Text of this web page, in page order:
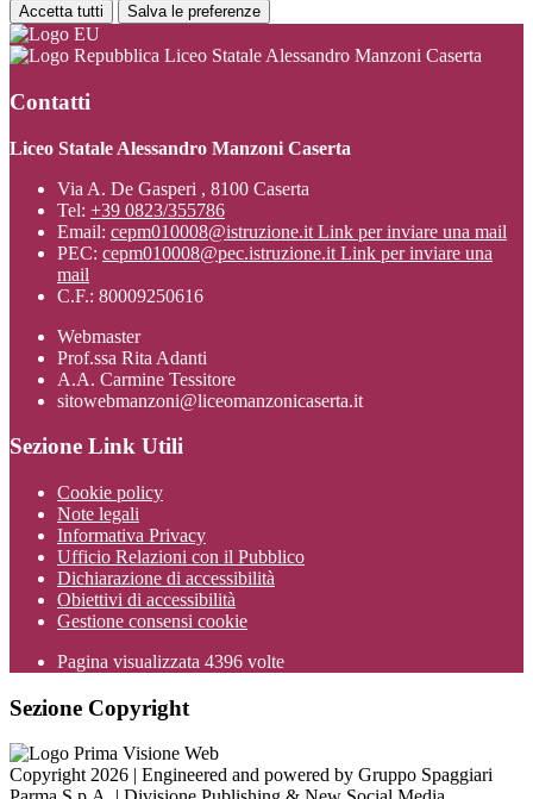
Accetta tutti Salva le preferenze
Liceo Statale Alessandro Manzoni Caserta
Contatti
Liceo Statale Alessandro Manzoni Caserta
Via A. De Gasperi , 8100 Caserta
Tel: +39 0823/355786
Email: cepm010008@istruzione.it Link per inviare una mail
PEC: cepm010008@pec.istruzione.it Link per inviare una
mail
C.F.: 80009250616
Webmaster
Prof.ssa Rita Adanti
A.A. Carmine Tessitore
sitowebmanzoni@liceomanzonicaserta.it
Sezione Link Utili
Cookie policy
Note legali
Informativa Privacy
Ufficio Relazioni con il Pubblico
Dichiarazione di accessibilità
Obiettivi di accessibilità
Gestione consensi cookie
Pagina visualizzata 4396 volte
Sezione Copyright
Copyright 2026 | Engineered and powered by Gruppo Spaggiari